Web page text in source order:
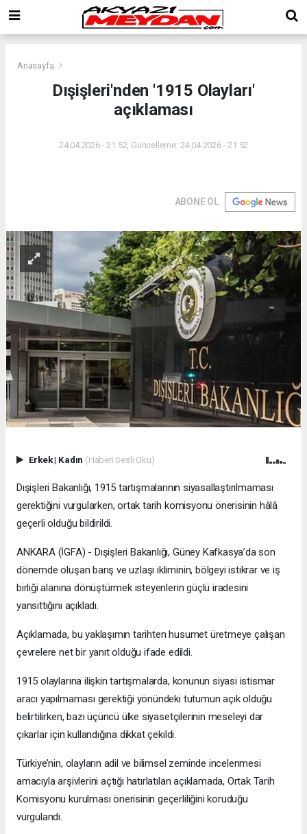
Anasayfa
Dışişleri'nden '1915 Olayları'
açıklaması
24.04.2026 - 21:52, Güncelleme: 24.04.2026 - 21:52
ABONE OL
Erkek| Kadın (Haberi Sesli Oku)
Dışişleri Bakanlığı, 1915 tartışmalarının siyasallaştırılmaması
gerektiğini vurgularken, ortak tarih komisyonu önerisinin hâlâ
geçerli olduğu bildirildi.
ANKARA (İGFA) - Dışişleri Bakanlığı, Güney Kafkasya’da son
dönemde oluşan barış ve uzlaşı ikliminin, bölgeyi istikrar ve iş
birliği alanına dönüştürmek isteyenlerin güçlü iradesini
yansıttığını açıkladı.
Açıklamada, bu yaklaşımın tarihten husumet üretmeye çalışan
çevrelere net bir yanıt olduğu ifade edildi.
1915 olaylarına ilişkin tartışmalarda, konunun siyasi istismar
aracı yapılmaması gerektiği yönündeki tutumun açık olduğu
belirtilirken, bazı üçüncü ülke siyasetçilerinin meseleyi dar
çıkarlar için kullandığına dikkat çekildi.
Türkiye’nin, olayların adil ve bilimsel zeminde incelenmesi
amacıyla arşivlerini açtığı hatırlatılan açıklamada, Ortak Tarih
Komisyonu kurulması önerisinin geçerliliğini koruduğu
vurgulandı.